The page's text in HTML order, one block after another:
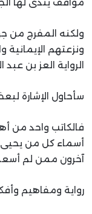
ولكنه المفرج من
ونزعتهم
الرواية العز بن عبد
سأحاول الإشارة
فالكاتب واحد من
أسماء كل من يحيى
آخرون ممن لم أسعد
رواية ومفاهيم